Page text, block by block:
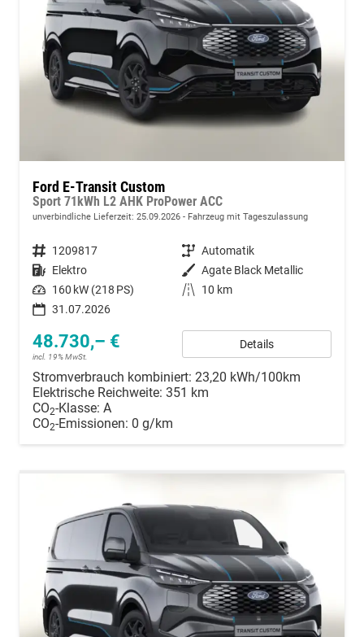
Ford E-Transit Custom
Sport 71kWh L2 AHK ProPower ACC
unverbindliche Lieferzeit: 25.09.2026 Fahrzeug mit Tageszulassung
Fahrzeugnummer 1209817 Getriebe Automatik
Kraftstoff Elektro Außenfarbe Agate Black Metallic
Leistung 160 kW (218 PS) Kilometerstand
10 km
31.07.2026
48.730,– €
incl. 19% MwSt.
Details
Stromverbrauch kombiniert: 23,20 kWh/100km
Elektrische Reichweite: 351 km
CO2-Klasse: A
CO2-Emissionen: 0 g/km